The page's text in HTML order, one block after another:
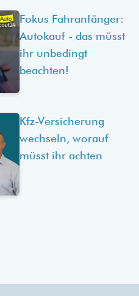
Fokus Fahranfänger:
Autokauf - das müsst
ihr unbedingt
beachten!
Kfz-Versicherung
wechseln, worauf
müsst ihr achten